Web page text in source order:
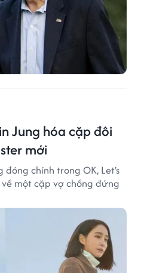
Jung hóa cặp đôi
mới
đóng chính trong OK, Let's
một cặp vợ chồng đứng